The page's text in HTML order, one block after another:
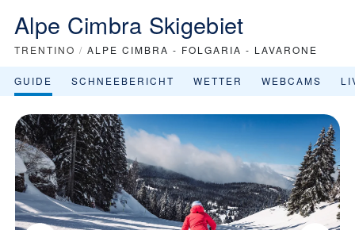
Alpe Cimbra Skigebiet
TRENTINO / ALPE CIMBRA - FOLGARIA - LAVARONE
GUIDE SCHNEEBERICHT WETTER WEBCAMS